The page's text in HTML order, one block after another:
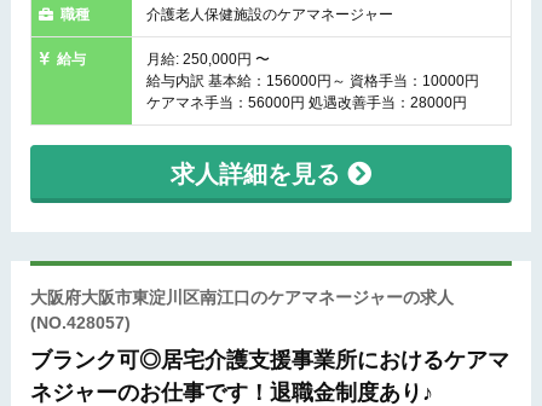
職種 介護老人保健施設のケアマネージャー
給与
月給: 250,000円 〜
給与内訳 基本給：156000円～ 資格手当：10000円
ケアマネ手当：56000円 処遇改善手当：28000円
求人詳細を見る
大阪府大阪市東淀川区南江口のケアマネージャーの求人
(NO.428057)
ブランク可◎居宅介護支援事業所におけるケアマ
ネジャーのお仕事です！退職金制度あり♪